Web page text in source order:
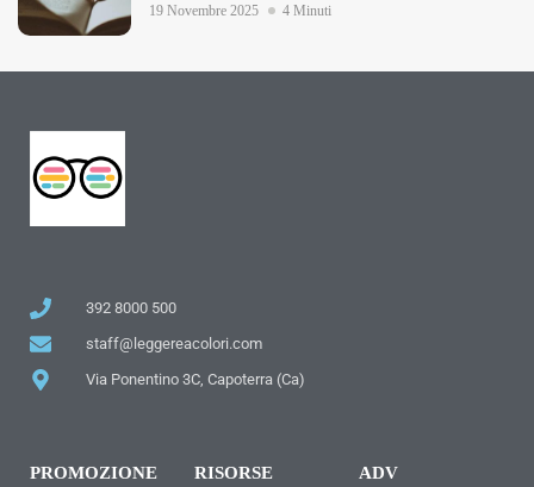
19 Novembre 2025 4 Minuti
392 8000 500
staff@leggereacolori.com
Via Ponentino 3C, Capoterra (Ca)
PROMOZIONE
RISORSE ADV